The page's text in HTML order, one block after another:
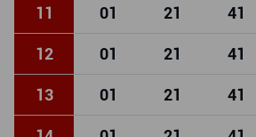
11 01 21 41
12 01 21 41
13 01 21 41